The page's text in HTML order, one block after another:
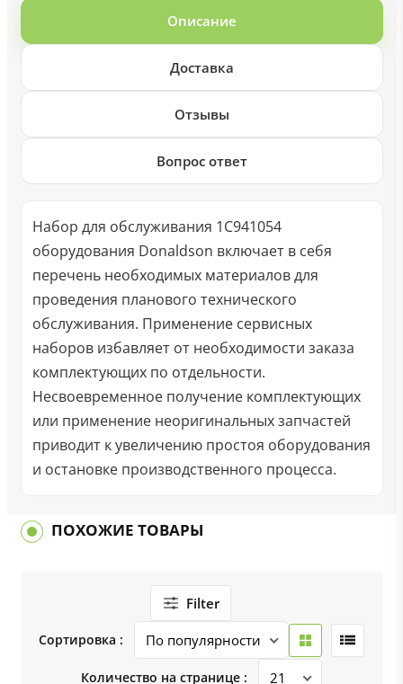
Описание
Доставка
Отзывы
Вопрос ответ
Набор для обслуживания 1С941054
оборудования Donaldson включает в себя
перечень необходимых материалов для
проведения планового технического
обслуживания. Применение сервисных
наборов избавляет от необходимости заказа
комплектующих по отдельности.
Несвоевременное получение комплектующих
или применение неоригинальных запчастей
приводит к увеличению простоя оборудования
и остановке производственного процесса.
ПОХОЖИЕ ТОВАРЫ
Filter
Сортировка :
Количество на странице :